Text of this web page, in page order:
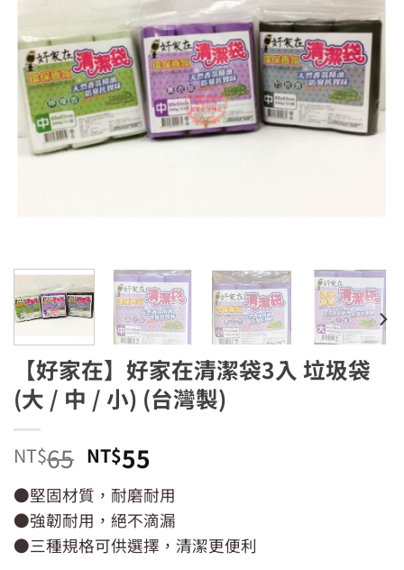
【好家在】好家在清潔袋3入 垃圾袋
(大 / 中 / 小) (台灣製)
NT$65 原
始
價
格：
NT$65。
NT$55
前
價
格：
NT$55。
●堅固材質，耐磨耐用
●強韌耐用，絕不滴漏
●三種規格可供選擇，清潔更便利